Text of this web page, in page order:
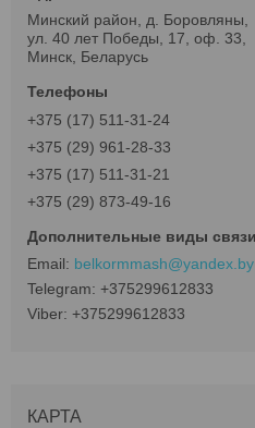
Минский район, д. Боровляны,
ул. 40 лет Победы, 17, оф. 33,
Минск, Беларусь
+375 (17) 511-31-24
+375 (29) 961-28-33
+375 (17) 511-31-21
+375 (29) 873-49-16
belkormmash@yandex.by
+375299612833
+375299612833
КАРТА